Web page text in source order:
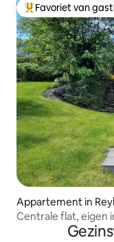
Topfavoriet van
Favoriet van
Appartement in
Centrale flat, eigen